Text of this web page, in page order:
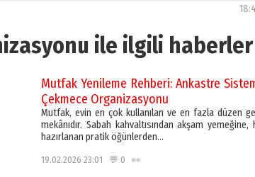
ile ilgili haberler
Mutfak Yenileme Rehberi: Ankastre
Çekmece Organizasyonu
Mutfak, evin en çok kullanılan ve en fazla düzen
mekânıdır. Sabah kahvaltısından akşam
hazırlanan pratik öğünlerden…
19.02.2026 23:01 💬 0 👀